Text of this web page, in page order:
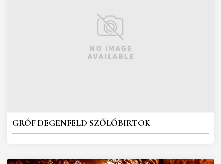
GRÓF DEGENFELD SZŐLŐBIRTOK